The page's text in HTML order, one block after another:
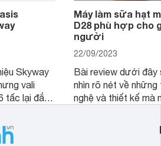
Skyway
vali
tấc lại đắt
Máy làm sữa hạt
D28 phù hợp cho
người
22/09/2023
Bài review dưới đây
nhìn rõ nét về những
nghệ và thiết kế mà
thể đưa ra quyết